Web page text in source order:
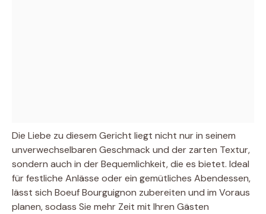
Die Liebe zu diesem Gericht liegt nicht nur in seinem
unverwechselbaren Geschmack und der zarten Textur,
sondern auch in der Bequemlichkeit, die es bietet. Ideal
für festliche Anlässe oder ein gemütliches Abendessen,
lässt sich Boeuf Bourguignon zubereiten und im Voraus
planen, sodass Sie mehr Zeit mit Ihren Gästen